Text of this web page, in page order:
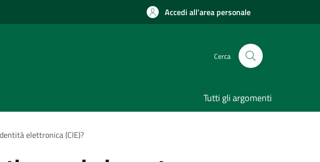
Accedi all'area personale
Cerca
Tutti gli argomenti
elettronica (CIE)?